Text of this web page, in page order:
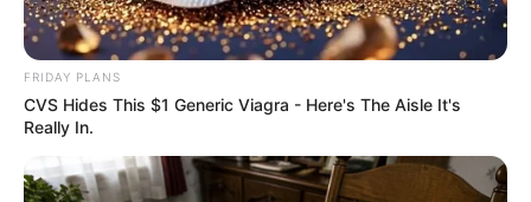
FRIDAY PLANS
CVS Hides This $1 Generic Viagra - Here's The Aisle It's
Really In.